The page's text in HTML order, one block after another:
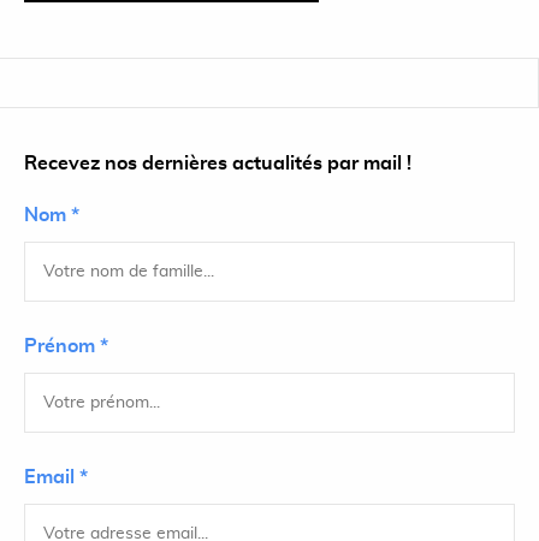
Recevez nos dernières actualités par mail !
Nom *
Prénom *
Email *